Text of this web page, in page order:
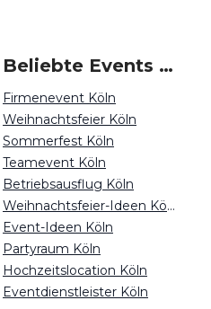
Beliebte Events in Köln
Firmenevent Köln
Weihnachtsfeier Köln
Sommerfest Köln
Teamevent Köln
Betriebsausflug Köln
Weihnachtsfeier-Ideen Köln
Event-Ideen Köln
Partyraum Köln
Hochzeitslocation Köln
Eventdienstleister Köln